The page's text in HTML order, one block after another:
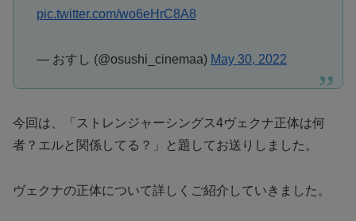
pic.twitter.com/wo6eHrC8A8
— おすし (@osushi_cinemaa) May 30, 2022
今回は、「ストレンジャーシングス4ヴェクナ正体は何
者？エルと関係してる？」と題してお送りしました。
ヴェクナの正体について詳しくご紹介していきました。